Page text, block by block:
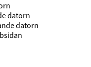
datorn
datorn